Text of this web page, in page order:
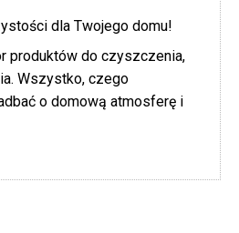
dla Twojego domu!
produktów do czyszczenia,
Wszystko, czego
o domową atmosferę i